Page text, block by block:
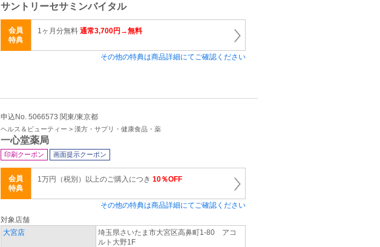
サントリーセサミンバイタル
会員
特典
1ヶ月分無料 通常3,700円→無料
その他の特典は商品詳細にてご確認ください
申込No. 5066573 関東/東京都
ヘルス＆ビューティー > 漢方・サプリ・健康食品・薬
一心堂薬局
印刷クーポン 画面提示クーポン
会員
特典
1万円（税別）以上のご購入につき 10％OFF
その他の特典は商品詳細にてご確認ください
対象店舗
大宮店
埼玉県さいたま市大宮区高鼻町1-80 アコ
ルト大野1F